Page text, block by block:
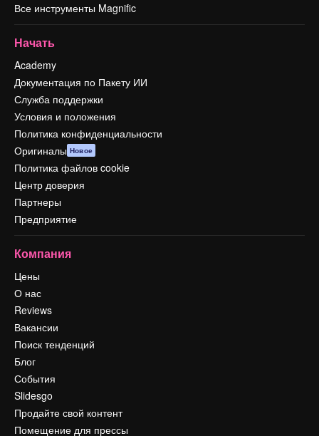
Все инструменты Magnific
Начать
Academy
Документация по Пакету ИИ
Служба поддержки
Условия и положения
Политика конфиденциальности
Оригиналы Новое
Политика файлов cookie
Центр доверия
Партнеры
Предприятие
Компания
Цены
О нас
Reviews
Вакансии
Поиск тенденций
Блог
События
Slidesgo
Продайте свой контент
Помещение для прессы